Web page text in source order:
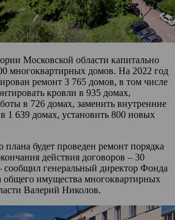
Московской области капитально
многоквартирных домов. На 2022 год
ремонт 3 765 домов, в том числе
кровли в 935 домах,
в 726 домах, заменить внутренние
1 639 домах, установить 800 новых
плана будет проведен ремонт порядка
действия договоров – 30
сообщил генеральный директор Фонда
общего имущества многоквартирных
Валерий Николов.